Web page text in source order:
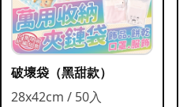
破壞袋（黑甜款）
28x42cm / 50入